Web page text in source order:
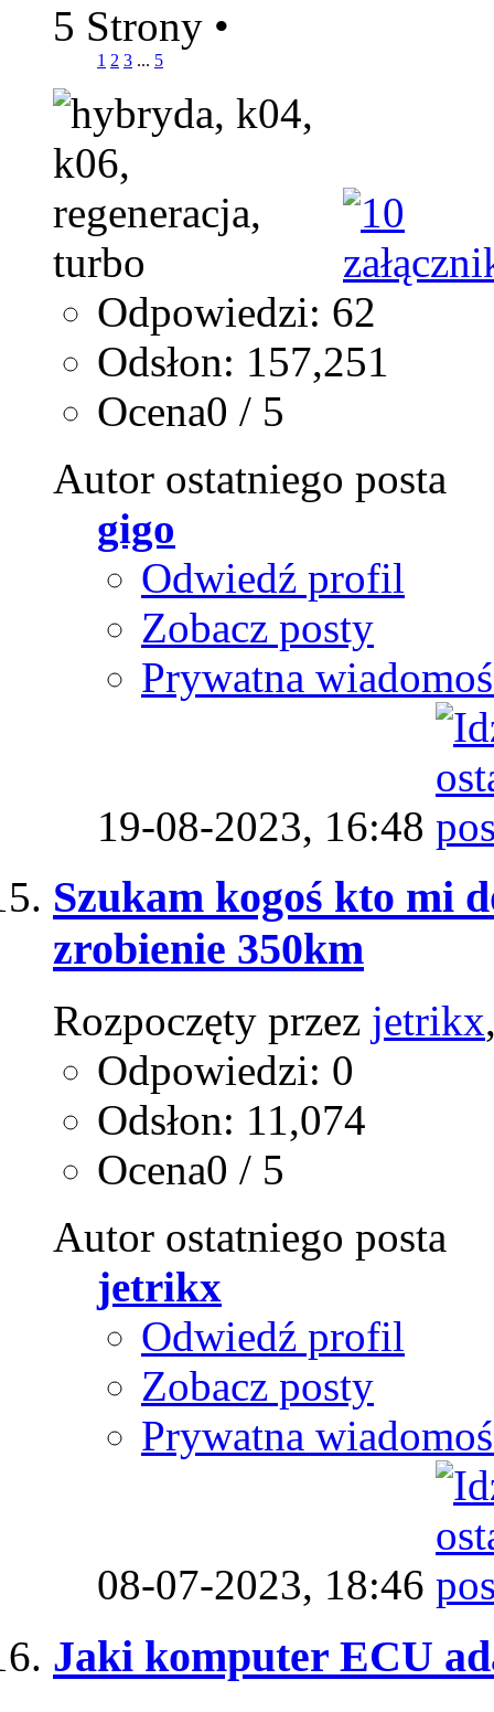
5 Strony •
1 2 3 ... 5
Odpowiedzi: 62
Odsłon: 157,251
Ocena0 / 5
Autor ostatniego posta
gigo
Odwiedź profil
Zobacz posty
Prywatna
19-08-2023, 16:48
Szukam kogoś kto mi
zrobienie 350km
Rozpoczęty przez jetrikx
Odpowiedzi: 0
Odsłon: 11,074
Ocena0 / 5
Autor ostatniego posta
jetrikx
Odwiedź profil
Zobacz posty
Prywatna
08-07-2023, 18:46
Jaki komputer ECU